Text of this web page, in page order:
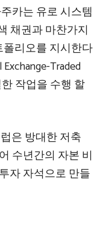
카는 유로 시스템
채권과 마찬가지
리오를 지시한다
Traded
작업을 수행 할
은 방대한 저축
수년간의 자본 비
자 자석으로 만들